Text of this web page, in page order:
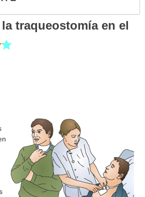
traqueostomía en el